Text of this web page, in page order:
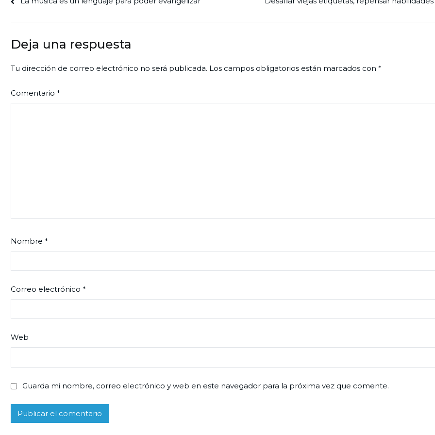
de
entradas
Deja una respuesta
Tu dirección de correo electrónico no será publicada. Los campos obligatorios están marcados con *
Comentario *
Nombre *
Correo electrónico *
Web
Guarda mi nombre, correo electrónico y web en este navegador para la próxima vez que comente.